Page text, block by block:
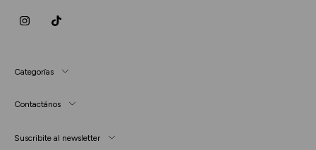
Categorías
Contactános
Suscribite al newsletter